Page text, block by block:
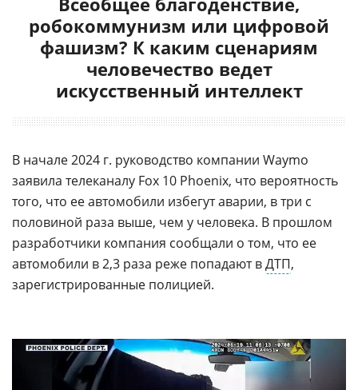
робокоммунизм или цифровой
фашизм? К каким сценариям
человечество ведет
искусственный интеллект
В начале 2024 г. руководство компании Waymo
заявила телеканалу Fox 10 Phoenix, что вероятность
того, что ее автомобили избегут аварии, в три с
половиной раза выше, чем у человека. В прошлом
разработчики компания сообщали о том, что ее
автомобили в 2,3 раза реже попадают вДТП,
зарегистрированные полицией.